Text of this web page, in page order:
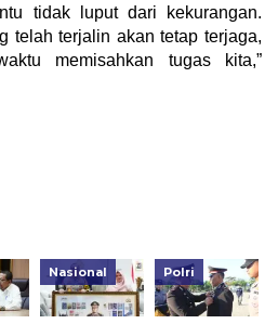
tidak luput dari kekurangan.
telah terjalin akan tetap terjaga,
memisahkan tugas kita,”
Nasional Polri